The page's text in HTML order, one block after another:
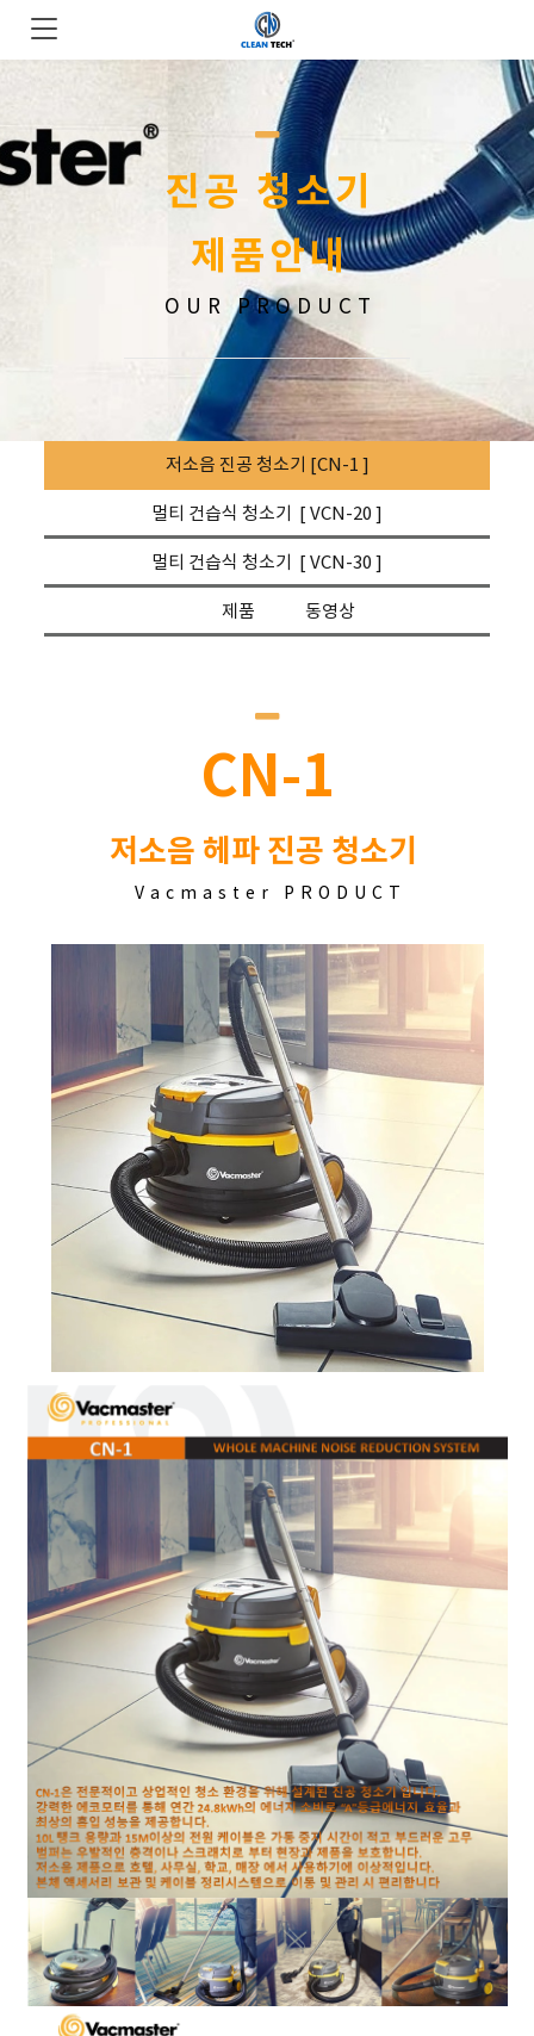
진공 청소기
제품안내
OUR PRODUCT
저소음 진공 청소기 [CN-1 ]
멀티 건습식 청소기 [ VCN-20 ]
멀티 건습식 청소기 [ VCN-30 ]
제품 동영상
CN-1
저소음 헤파 진공 청소기
Vacmaster PRODUCT